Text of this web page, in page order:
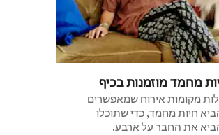
מחמד מוזמנות בכיף
מקומות אירוח שמאפשרים
חיות מחמד, כדי שתוכלו
את החבר על ארבע.